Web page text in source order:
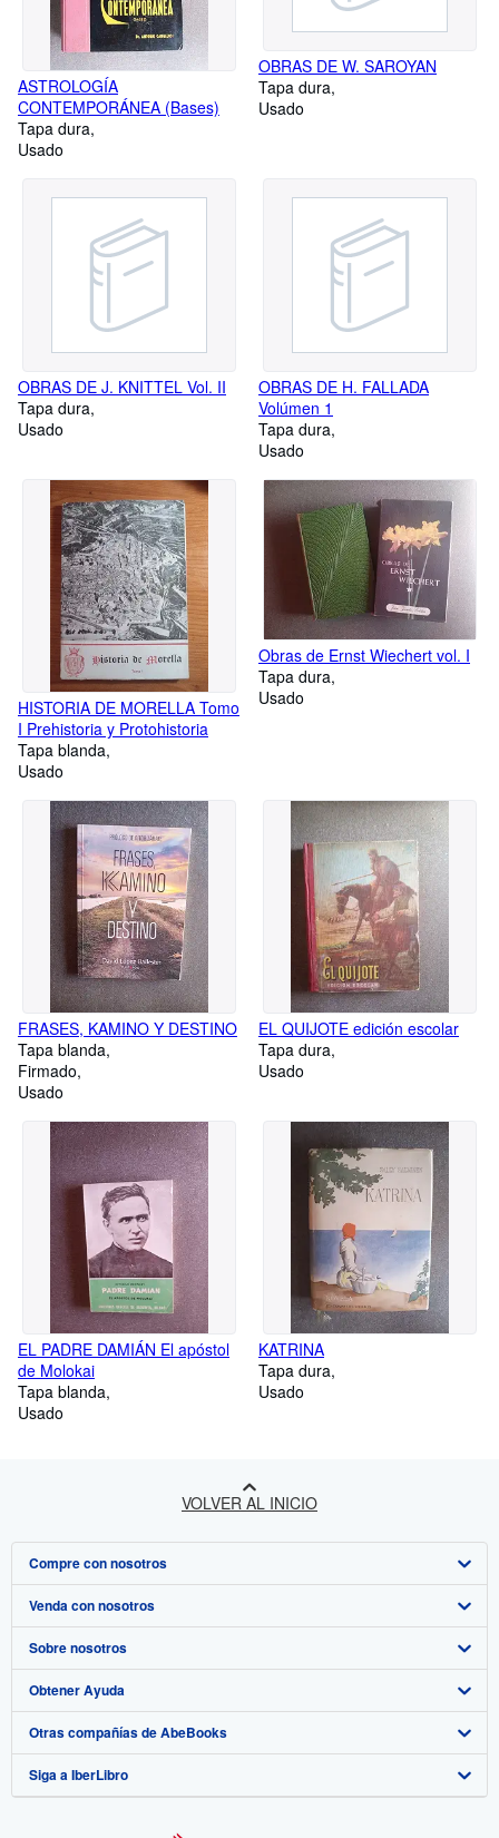
ASTROLOGÍA
CONTEMPORÁNEA (Bases)
Tapa dura
Usado
OBRAS DE W. SAROYAN
Tapa dura
Usado
OBRAS DE J. KNITTEL Vol. II
Tapa dura
Usado
OBRAS DE H. FALLADA
Volúmen 1
Tapa dura
Usado
HISTORIA DE MORELLA Tomo
I Prehistoria y Protohistoria
Tapa blanda
Usado
Obras de Ernst Wiechert vol. I
Tapa dura
Usado
FRASES, KAMINO Y DESTINO
Tapa blanda
Firmado
Usado
EL QUIJOTE edición escolar
Tapa dura
Usado
EL PADRE DAMIÁN El apóstol
de Molokai
Tapa blanda
Usado
KATRINA
Tapa dura
Usado
VOLVER AL INICIO
Compre con nosotros
Búsqueda avanzada
Colecciones
Mi cuenta
Mis pedidos
Ver carrito
Venda con nosotros
Comenzar a vender
Únase a nuestro programa de afiliados
Recomiende un vendedor
Sobre nosotros
Sobre IberLibro
Medios
Empleo
Obtener Ayuda
Preguntas frecuentes y guías
Atención al Cliente
Otras compañías de AbeBooks
AbeBooks.com
Siga a IberLibro